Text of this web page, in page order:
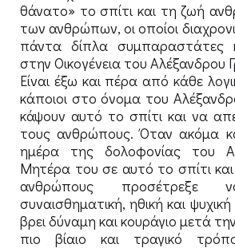
θάνατο» το σπίτι και τη ζωή
των ανθρώπων, οι οποίοι
πάντα δίπλα συμπαραστάτες
στην Οικογένεια του Αλέξανδρου
Είναι έξω και πέρα από κάθε
κάποιοι στο όνομα του
κάψουν αυτό το σπίτι και να
τους ανθρώπους. Όταν ακόμα
ημέρα της δολοφονίας του
Μητέρα του σε αυτό το σπίτι
ανθρώπους
συναισθηματική, ηθική και
βρει δύναμη και κουράγιο μετά
πιο βίαιο και τραγικό